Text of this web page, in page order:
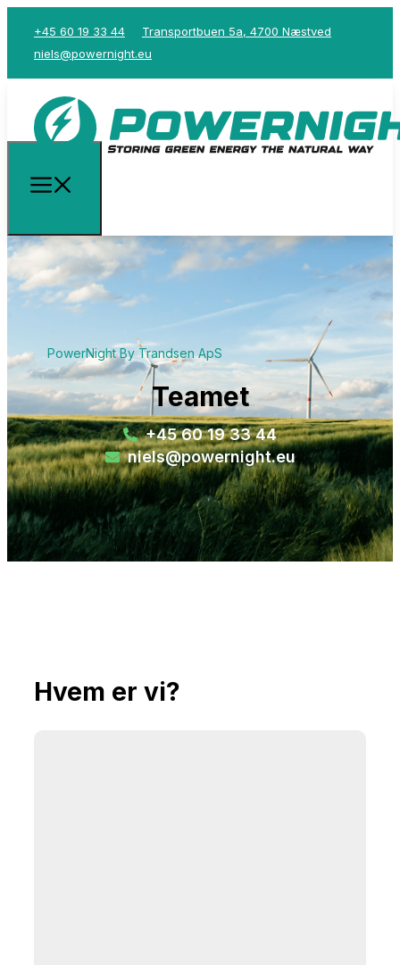
+45 60 19 33 44
Transportbuen 5a, 4700 Næstved
niels@powernight.eu
PowerNight By Trandsen ApS
Teamet
+45 60 19 33 44
niels@powernight.eu
Hvem er vi?